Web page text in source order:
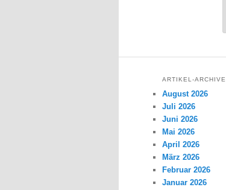
ARTIKEL-ARCHIVE
August 2026
Juli 2026
Juni 2026
Mai 2026
April 2026
März 2026
Februar 2026
Januar 2026